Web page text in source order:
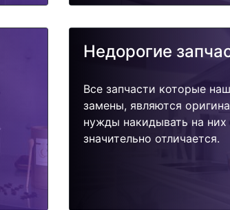
Недорогие
Все запчасти которые
замены, являются
нужды накидывать на
значительно отличается.